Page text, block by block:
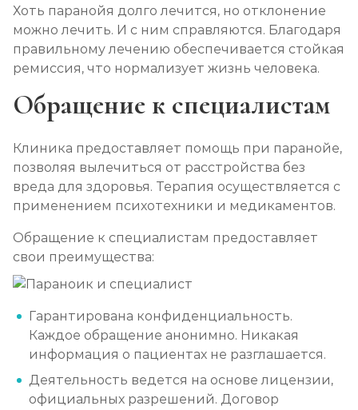
Хоть паранойя долго лечится, но отклонение
можно лечить. И с ним справляются. Благодаря
правильному лечению обеспечивается стойкая
ремиссия, что нормализует жизнь человека.
Обращение к специалистам
Клиника предоставляет помощь при паранойе,
позволяя вылечиться от расстройства без
вреда для здоровья. Терапия осуществляется с
применением психотехники и медикаментов.
Обращение к специалистам предоставляет
свои преимущества:
Гарантирована конфиденциальность.
Каждое обращение анонимно. Никакая
информация о пациентах не разглашается.
Деятельность ведется на основе лицензии,
официальных разрешений. Договор